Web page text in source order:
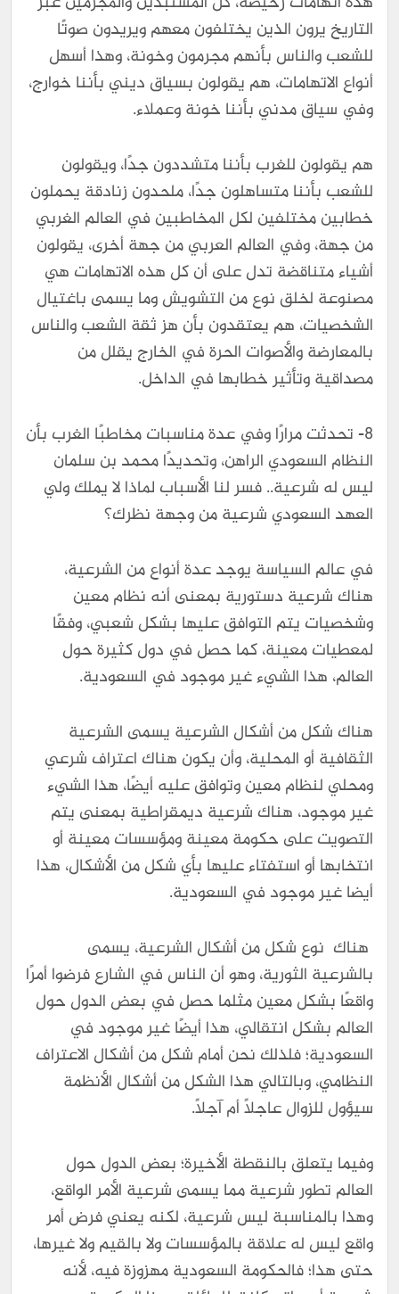
التاريخ يرون الذين يختلفون معهم ويريدون صوتًا
للشعب والناس بأنهم مجرمون وخونة، وهذا أسهل
أنواع الاتهامات، هم يقولون بسياق ديني بأننا خوارج،
وفي سياق مدني بأننا خونة وعملاء.
هم يقولون للغرب بأننا متشددون جدًا، ويقولون
للشعب بأننا متساهلون جدًا، ملحدون زنادقة يحملون
خطابين مختلفين لكل المخاطبين في العالم الغربي
من جهة، وفي العالم العربي من جهة أخرى، يقولون
أشياء متناقضة تدل على أن كل هذه الاتهامات هي
مصنوعة لخلق نوع من التشويش وما يسمى باغتيال
الشخصيات، هم يعتقدون بأن هز ثقة الشعب والناس
بالمعارضة والأصوات الحرة في الخارج يقلل من
مصداقية وتأثير خطابها في الداخل.
8- تحدثت مرارًا وفي عدة مناسبات مخاطبًا الغرب بأن
النظام السعودي الراهن، وتحديدًا محمد بن سلمان
ليس له شرعية.. فسر لنا الأسباب لماذا لا يملك ولي
العهد السعودي شرعية من وجهة نظرك؟
في عالم السياسة يوجد عدة أنواع من الشرعية،
هناك شرعية دستورية بمعنى أنه نظام معين
وشخصيات يتم التوافق عليها بشكل شعبي، وفقًا
لمعطيات معينة، كما حصل في دول كثيرة حول
العالم، هذا الشيء غير موجود في السعودية.
هناك شكل من أشكال الشرعية يسمى الشرعية
الثقافية أو المحلية، وأن يكون هناك اعتراف شرعي
ومحلي لنظام معين وتوافق عليه أيضًا، هذا الشيء
غير موجود، هناك شرعية ديمقراطية بمعنى يتم
التصويت على حكومة معينة ومؤسسات معينة أو
انتخابها أو استفتاء عليها بأي شكل من الأشكال، هذا
أيضا غير موجود في السعودية.
هناك نوع شكل من أشكال الشرعية، يسمى
بالشرعية الثورية، وهو أن الناس في الشارع فرضوا أمرًا
واقعًا بشكل معين مثلما حصل في بعض الدول حول
العالم بشكل انتقالي، هذا أيضًا غير موجود في
السعودية؛ فلذلك نحن أمام شكل من أشكال الاعتراف
النظامي، وبالتالي هذا الشكل من أشكال الأنظمة
سيؤول للزوال عاجلًا أم آجلًا.
وفيما يتعلق بالنقطة الأخيرة؛ بعض الدول حول
العالم تطور شرعية مما يسمى شرعية الأمر الواقع،
وهذا بالمناسبة ليس شرعية، لكنه يعني فرض أمر
واقع ليس له علاقة بالمؤسسات ولا بالقيم ولا غيرها،
حتى هذا؛ فالحكومة السعودية مهزوزة فيه، لأنه